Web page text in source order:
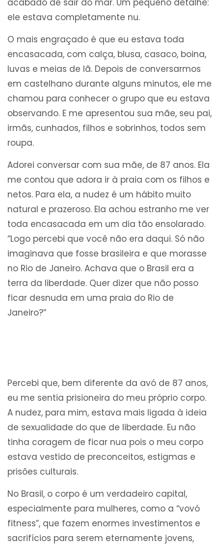
acabado de sair do mar. Um pequeno detalhe:
ele estava completamente nu.
O mais engraçado é que eu estava toda
encasacada, com calça, blusa, casaco, boina,
luvas e meias de lã. Depois de conversarmos
em castelhano durante alguns minutos, ele me
chamou para conhecer o grupo que eu estava
observando. E me apresentou sua mãe, seu pai,
irmãs, cunhados, filhos e sobrinhos, todos sem
roupa.
Adorei conversar com sua mãe, de 87 anos. Ela
me contou que adora ir à praia com os filhos e
netos. Para ela, a nudez é um hábito muito
natural e prazeroso. Ela achou estranho me ver
toda encasacada em um dia tão ensolarado.
“Logo percebi que você não era daqui. Só não
imaginava que fosse brasileira e que morasse
no Rio de Janeiro. Achava que o Brasil era a
terra da liberdade. Quer dizer que não posso
ficar desnuda em uma praia do Rio de
Janeiro?”
Percebi que, bem diferente da avó de 87 anos,
eu me sentia prisioneira do meu próprio corpo.
A nudez, para mim, estava mais ligada à ideia
de sexualidade do que de liberdade. Eu não
tinha coragem de ficar nua pois o meu corpo
estava vestido de preconceitos, estigmas e
prisões culturais.
No Brasil, o corpo é um verdadeiro capital,
especialmente para mulheres, como a “vovó
fitness”, que fazem enormes investimentos e
sacrifícios para serem eternamente jovens,